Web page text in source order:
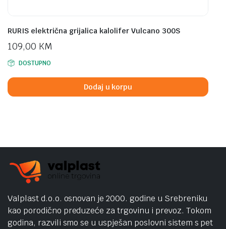
RURIS električna grijalica kalolifer Vulcano 300S
109,00 KM
DOSTUPNO
Dodaj u korpu
Valplast d.o.o. osnovan je 2000. godine u Srebreniku
kao porodično preduzeće za trgovinu i prevoz. Tokom
godina, razvili smo se u uspješan poslovni sistem s pet